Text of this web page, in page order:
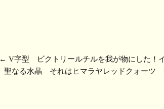
← V字型 ビクトリールチルを我が物にした！
聖なる水晶 それはヒマラヤレッドクォー